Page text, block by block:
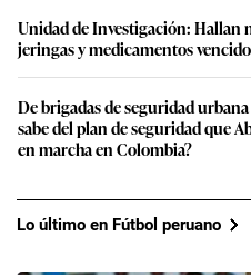
Unidad de Investigación: Hallan
jeringas y medicamentos
De brigadas de seguridad
sabe del plan de seguridad que
en marcha en Colombia?
Lo último en Fútbol peruano